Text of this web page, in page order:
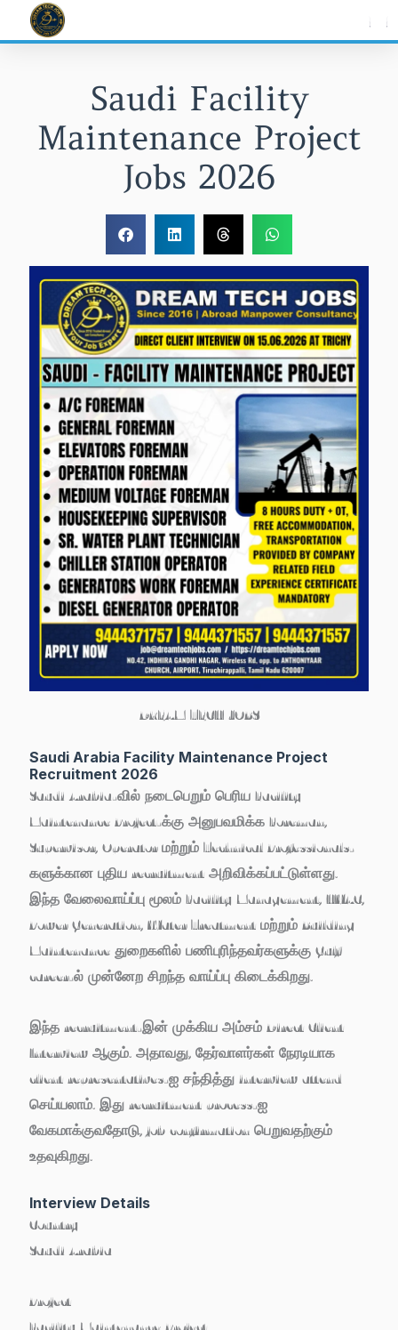
Saudi Facility
Maintenance Project
Jobs 2026
DREAM TECH JOBS
Saudi Arabia Facility Maintenance Project
Recruitment 2026
Saudi Arabia-வில் நடைபெறும் பெரிய Facility
Maintenance Project-க்கு அனுபவமிக்க Foreman,
Supervisor, Operator மற்றும் Technical Professionals-
களுக்கான புதிய recruitment அறிவிக்கப்பட்டுள்ளது.
இந்த வேலைவாய்ப்பு மூலம் Facility Management, HVAC,
Power Generation, Water Treatment மற்றும் Building
Maintenance துறைகளில் பணிபுரிந்தவர்களுக்கு Gulf
career-ல் முன்னேற சிறந்த வாய்ப்பு கிடைக்கிறது.
இந்த recruitment-இன் முக்கிய அம்சம் Direct Client
Interview ஆகும். அதாவது, தேர்வாளர்கள் நேரடியாக
client representatives-ஐ சந்தித்து interview attend
செய்யலாம். இது recruitment process-ஐ
வேகமாக்குவதோடு, job confirmation பெறுவதற்கும்
உதவுகிறது.
Interview Details
Country
Saudi Arabia
Project